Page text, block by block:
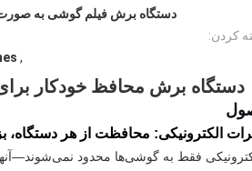
کردن:
دستگاه برش فیلم گوشی به
,
دستگاه برش محافظ خودکار
الکترونیکی: محافظت از هر دستگاه،